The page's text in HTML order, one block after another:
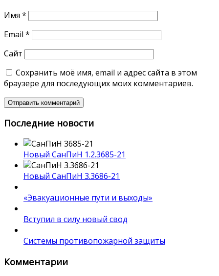
Имя *
Email *
Сайт
Сохранить моё имя, email и адрес сайта в этом
браузере для последующих моих комментариев.
Последние новости
Новый СанПиН 1.2.3685-21
Новый СанПиН 3.3686-21
«Эвакуационные пути и выходы»
Вступил в силу новый свод
Системы противопожарной защиты
Комментарии